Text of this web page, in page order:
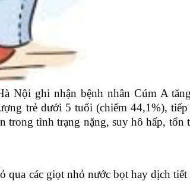
Nội ghi nhận bệnh nhân Cúm A
trẻ dưới 5 tuổi (chiếm 44,1%),
tình trạng nặng, suy hô hấp, tổn
các giọt nhỏ nước bọt hay dịch